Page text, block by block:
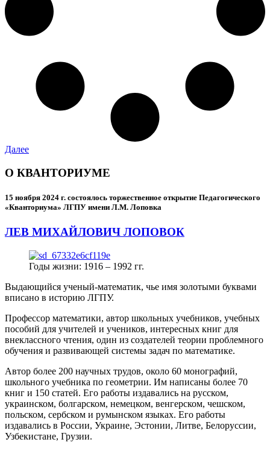
Далее
О КВАНТОРИУМЕ
15 ноября 2024 г. состоялось торжественное открытие Педагогического
«Кванториума» ЛГПУ имени Л.М. Лоповка
ЛЕВ МИХАЙЛОВИЧ ЛОПОВОК
Годы жизни: 1916 – 1992 гг.
Выдающийся ученый-математик, чье имя золотыми буквами
вписано в историю ЛГПУ.
Профессор математики, автор школьных учебников, учебных
пособий для учителей и учеников, интересных книг для
внеклассного чтения, один из создателей теории проблемного
обучения и развивающей системы задач по математике.
Автор более 200 научных трудов, около 60 монографий,
школьного учебника по геометрии. Им написаны более 70
книг и 150 статей. Его работы издавались на русском,
украинском, болгарском, немецком, венгерском, чешском,
польском, сербском и румынском языках. Его работы
издавались в России, Украине, Эстонии, Литве, Белоруссии,
Узбекистане, Грузии.